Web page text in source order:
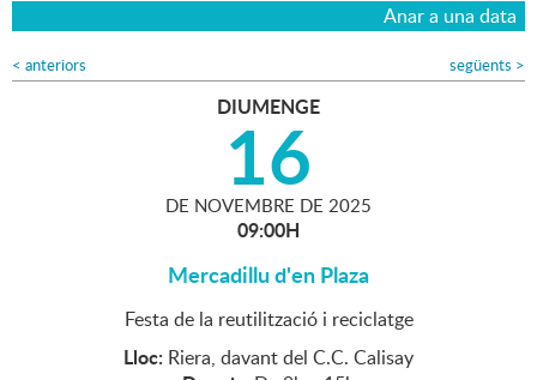
Anar a una data
< anteriors següents >
DIUMENGE
16
DE NOVEMBRE DE 2025
09:00H
Mercadillu d'en Plaza
Festa de la reutilització i reciclatge
Lloc: Riera, davant del C.C. Calisay